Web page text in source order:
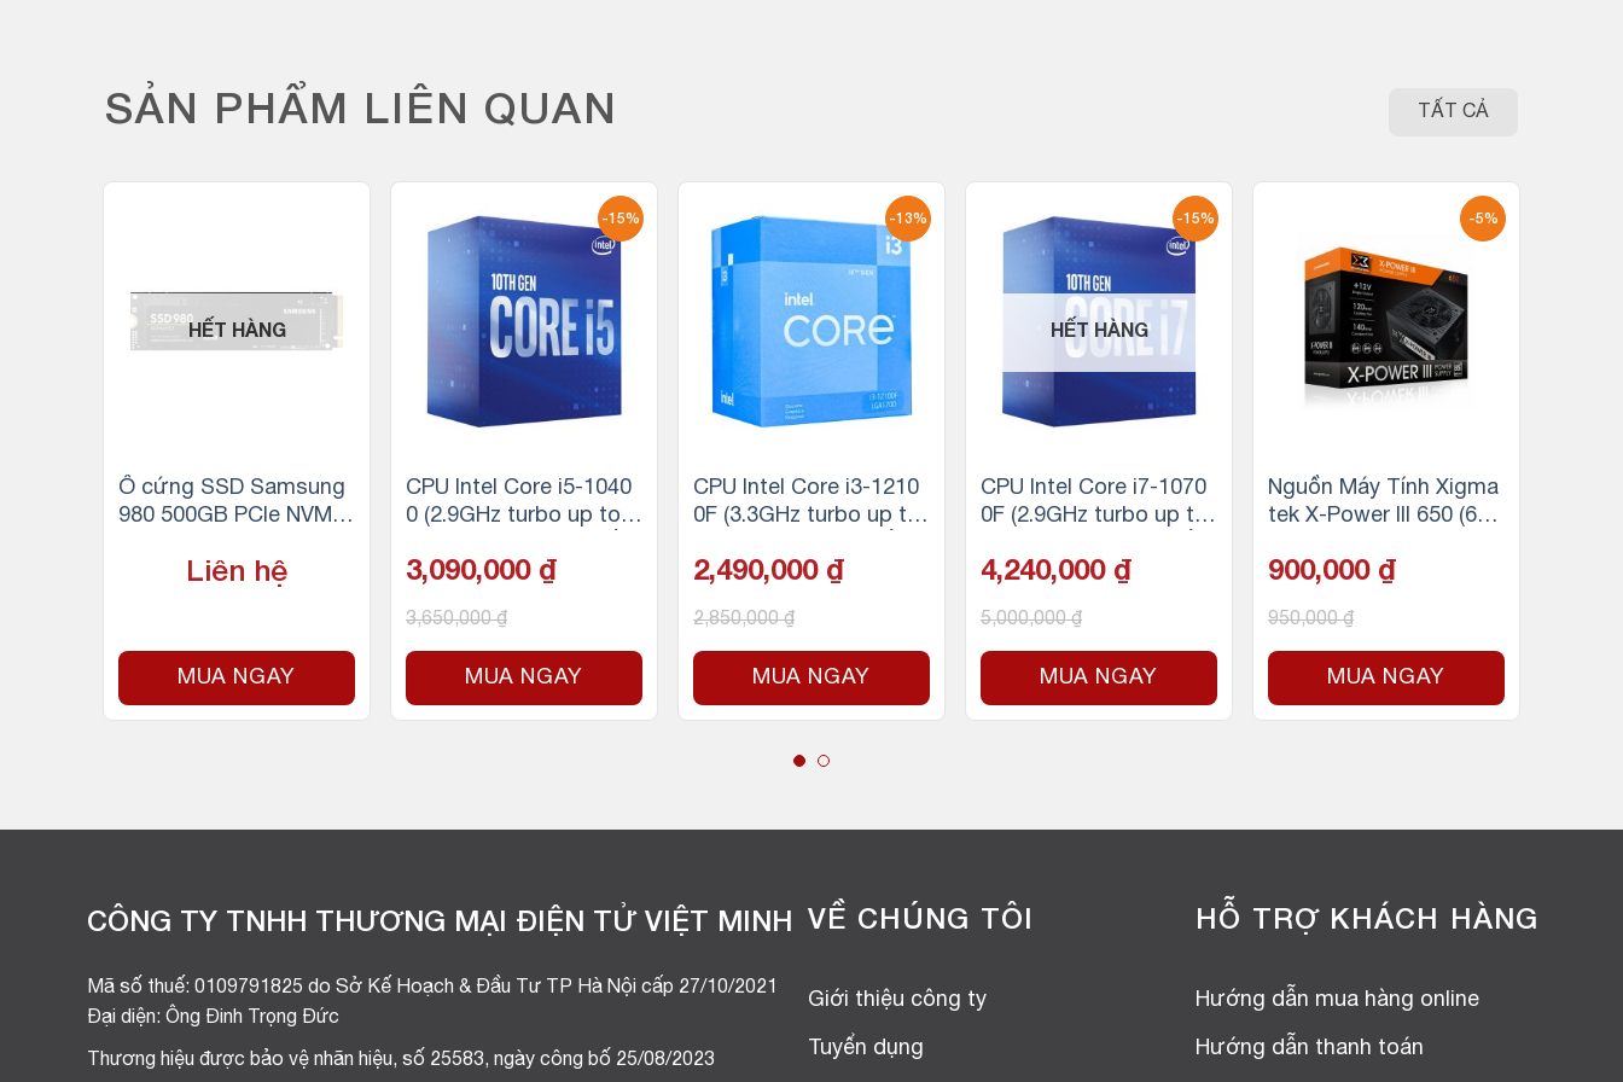
SẢN PHẨM LIÊN QUAN TẤT CẢ
HẾT HÀNG
Ổ cứng SSD Samsung
980 500GB PCIe NVMe
Ghi 2600MB/s)
Liên hệ
MUA NGAY
-15%
CPU Intel Core i5-1040
0 (2.9GHz turbo up to
g, 12MB Cache, 65W) –
3,090,000 ₫
3,650,000₫
MUA NGAY
-13%
CPU Intel Core i3-1210
0F (3.3GHz turbo up to
12MB Cache, 58W)
2,490,000 ₫
2,850,000₫
MUA NGAY
-15%
HẾT HÀNG
CPU Intel Core i7-1070
0F (2.9GHz turbo up to
g, 16MB Cache, 65W) –
4,240,000 ₫
5,000,000₫
MUA NGAY
-5%
Nguồn Máy Tính Xigma
tek X-Power III 650 (600
900,000 ₫
950,000₫
MUA NGAY
CÔNG TY TNHH THƯƠNG MẠI ĐIỆN TỬ VIỆT MINH
Mã số thuế: 0109791825 do Sở Kế Hoạch & Đầu Tư TP Hà Nội cấp 27/10/2021
Đại diện: Ông Đinh Trọng Đức
Thương hiệu được bảo vệ nhãn hiệu, số 25583, ngày công bố 25/08/2023
VỀ CHÚNG TÔI
Giới thiệu công ty
Tuyển dụng
HỖ TRỢ KHÁCH HÀNG
Hướng dẫn mua hàng online
Hướng dẫn thanh toán